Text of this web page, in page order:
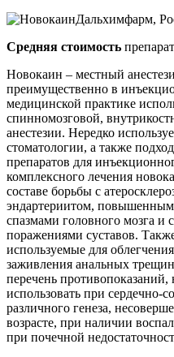
Дальхимфарм,
Средняя стоимость
Новокаин – местный
преимущественно в
медицинской практике
спинномозговой,
анестезии. Нередко
стоматологии, а также
препаратов для
комплексного лечения
составе борьбы с
эндартериитом,
спазмами головного мозга
поражениями суставов.
используемые для
заживления анальных
перечень
использовать при сердечно-
различного генеза,
возрасте, при наличии
при почечной